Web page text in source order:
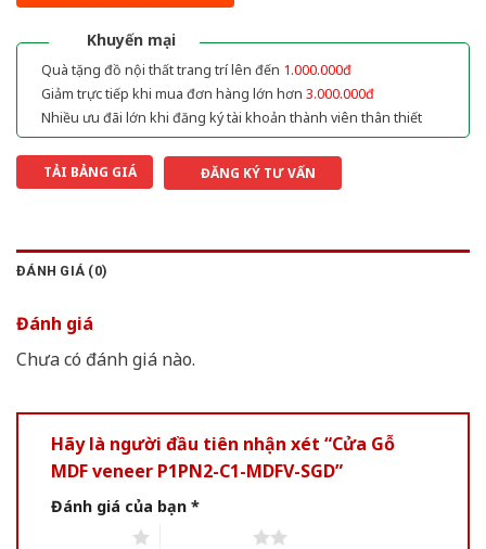
Khuyến mại
Quà tặng đồ nội thất trang trí lên đến 1.000.000đ
Giảm trực tiếp khi mua đơn hàng lớn hơn 3.000.000đ
Nhiều ưu đãi lớn khi đăng ký tài khoản thành viên thân thiết
TẢI BẢNG GIÁ ĐĂNG KÝ TƯ VẤN
ĐÁNH GIÁ (0)
Đánh giá
Chưa có đánh giá nào.
Hãy là người đầu tiên nhận xét “Cửa Gỗ
MDF veneer P1PN2-C1-MDFV-SGD”
Đánh giá của bạn *